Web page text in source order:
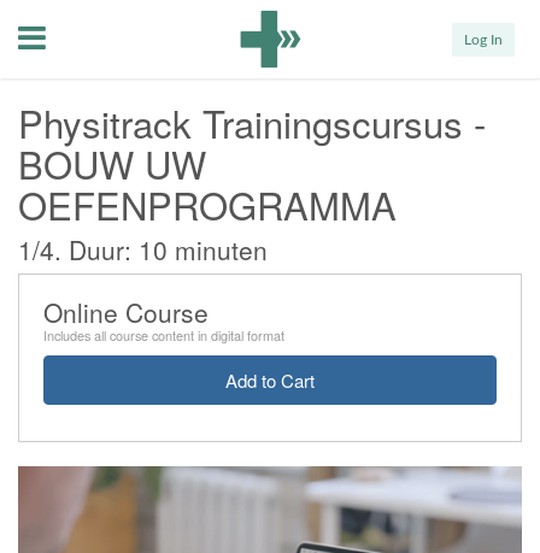
Menu Log In
Physitrack Trainingscursus -
BOUW UW
OEFENPROGRAMMA
1/4. Duur: 10 minuten
Online Course
Includes all course content in digital format
Add to Cart